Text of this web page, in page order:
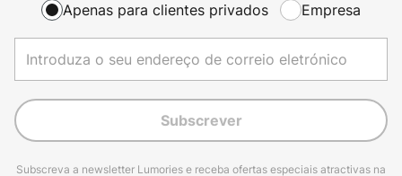
Apenas para clientes privados Empresa
Subscrever
Subscreva a newsletter Lumories e receba ofertas especiais atractivas na